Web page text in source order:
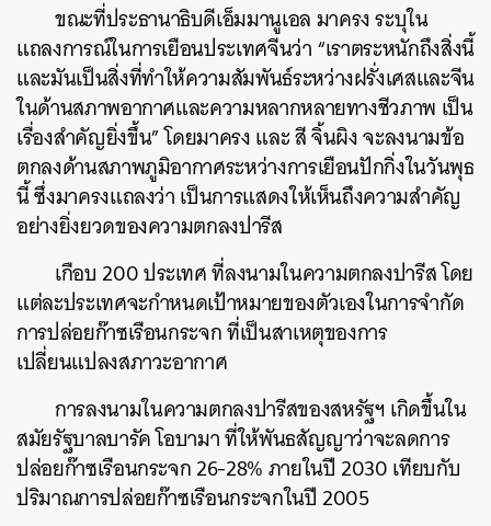
ขณะที่ประธานาธิบดีเอ็มมานูเอล มาครง ระบุใน
แถลงการณ์ในการเยือนประเทศจีนว่า “เราตระหนักถึงสิ่งนี้
และมันเป็นสิ่งที่ทำให้ความสัมพันธ์ระหว่างฝรั่งเศสและจีน
ในด้านสภาพอากาศและความหลากหลายทางชีวภาพ เป็น
เรื่องสำคัญยิ่งขึ้น” โดยมาครง และ สี จิ้นผิง จะลงนามข้อ
ตกลงด้านสภาพภูมิอากาศระหว่างการเยือนปักกิ่งในวันพุธ
นี้ ซึ่งมาครงแถลงว่า เป็นการแสดงให้เห็นถึงความสำคัญ
อย่างยิ่งยวดของความตกลงปารีส
เกือบ 200 ประเทศ ที่ลงนามในความตกลงปารีส โดย
แต่ละประเทศจะกำหนดเป้าหมายของตัวเองในการจำกัด
การปล่อยก๊าซเรือนกระจก ที่เป็นสาเหตุของการ
เปลี่ยนแปลงสภาวะอากาศ
การลงนามในความตกลงปารีสของสหรัฐฯ เกิดขึ้นใน
สมัยรัฐบาลบารัค โอบามา ที่ให้พันธสัญญาว่าจะลดการ
ปล่อยก๊าซเรือนกระจก 26-28% ภายในปี 2030 เทียบกับ
ปริมาณการปล่อยก๊าซเรือนกระจกในปี 2005